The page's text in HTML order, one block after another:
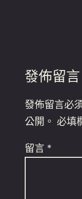
發佈留言
發佈留言必
公開。 必填
留言 *